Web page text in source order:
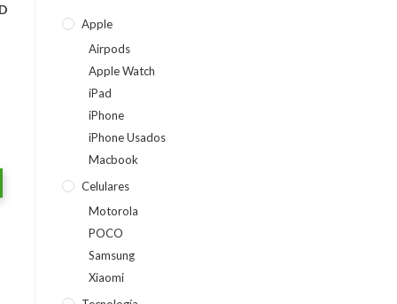
Apple
Airpods
Apple Watch
iPad
iPhone
iPhone Usados
Macbook
Celulares
Motorola
POCO
Samsung
Xiaomi